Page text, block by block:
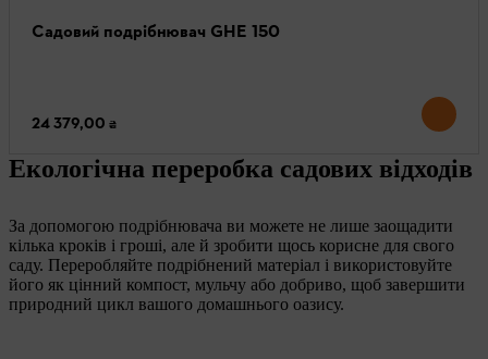
Садовий подрібнювач GHE 150
24 379,00 ₴
Екологічна переробка садових відходів
За допомогою подрібнювача ви можете не лише заощадити
кілька кроків і гроші, але й зробити щось корисне для свого
саду. Переробляйте подрібнений матеріал і використовуйте
його як цінний компост, мульчу або добриво, щоб завершити
природний цикл вашого домашнього оазису.